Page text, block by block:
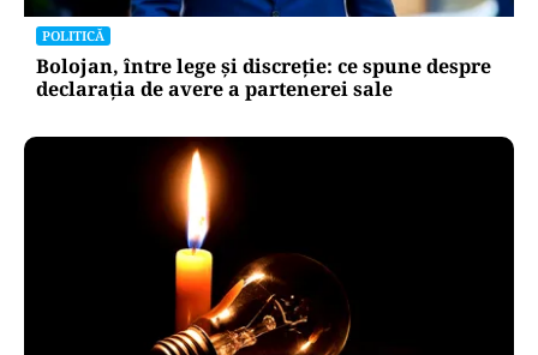
POLITICĂ
Bolojan, între lege și discreție: ce spune despre
declarația de avere a partenerei sale